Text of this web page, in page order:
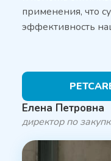
применения, что
эффективность
Елена Петровна
директор по